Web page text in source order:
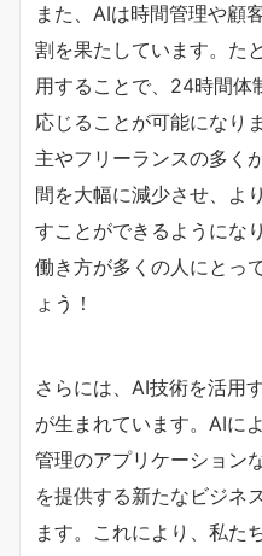
また、AIは時間管理や顧
割を果たしています。た
用することで、24時間体
応じることが可能になり
主やフリーランスの多く
間を大幅に減少させ、よ
すことができるようにな
働き方が多くの人にとっ
ょう！
さらには、AI技術を活用
が生まれています。AIに
管理のアプリケーション
を提供する新たなビジネ
ます。これにより、私た